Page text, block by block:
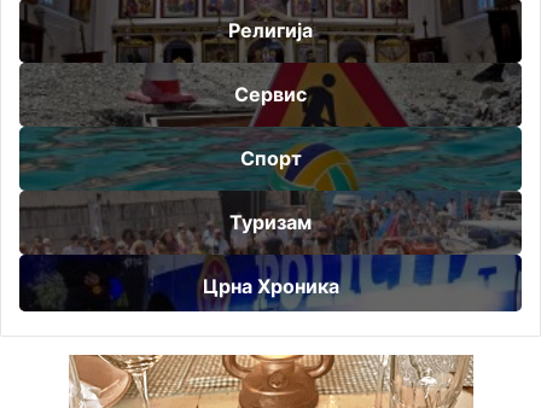
Религија
Сервис
Спорт
Туризам
Црна Хроника